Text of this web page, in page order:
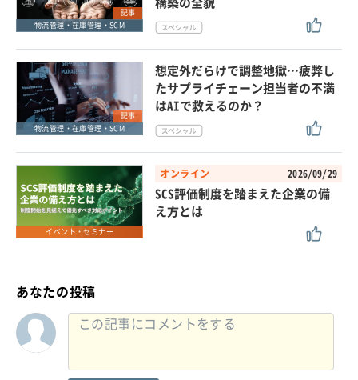
記事
物流管理・在庫管理・SCM
記事
物流管理・在庫管理・SCM
想定外だらけで調整地獄…疲弊し
たサプライチェーン担当者の不満
はAIで救えるのか？
イベント・セミナー
オンライン 2026/09/29
SCS評価制度を踏まえた企業の備
え方とは
あなたの投稿